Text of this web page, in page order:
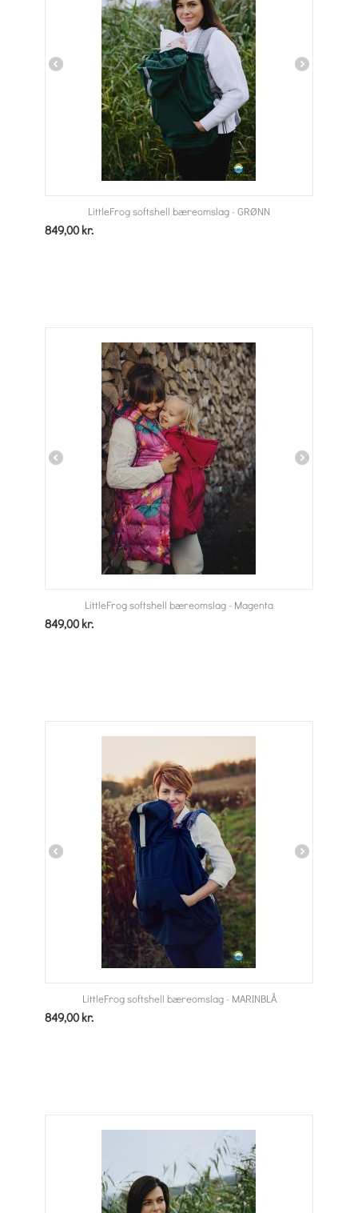
LittleFrog softshell bæreomslag - GRØNN
849,00 kr.
LittleFrog softshell bæreomslag - Magenta
849,00 kr.
LittleFrog softshell bæreomslag - MARINBLÅ
849,00 kr.